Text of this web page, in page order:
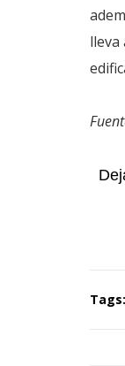
lleva
Tags: